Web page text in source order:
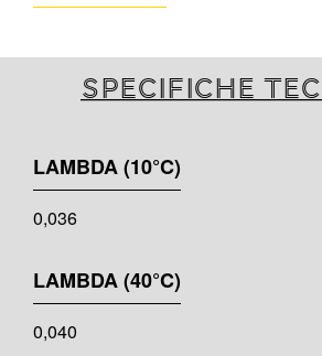
Specifiche
LAMBDA (10°C)
0,036
LAMBDA (40°C)
0,040